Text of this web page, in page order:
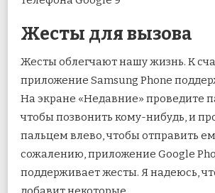
Жесты для вызова
Жесты облегчают нашу жизнь. К
приложение Samsung Phone
На экране «Недавние» проведите
чтобы позвонить кому-нибудь, и
пальцем влево, чтобы отправить
сожалению, приложение Google
поддерживает жесты. Я надеюсь,